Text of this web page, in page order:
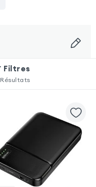
Filtres
Résultats